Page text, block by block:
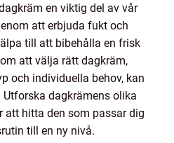
en viktig del av vår
att erbjuda fukt och
till att bibehålla en frisk
att välja rätt dagkräm,
och individuella behov, kan
dagkrämens olika
att hitta den som passar dig
till en ny nivå.